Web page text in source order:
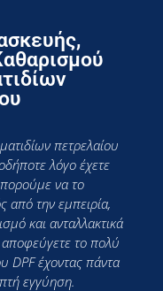
πετρελαίου
λόγο έχετε
να το
από την εμπειρία,
και ανταλλακτικά
το πολύ
DPF έχοντας πάντα
εγγύηση.